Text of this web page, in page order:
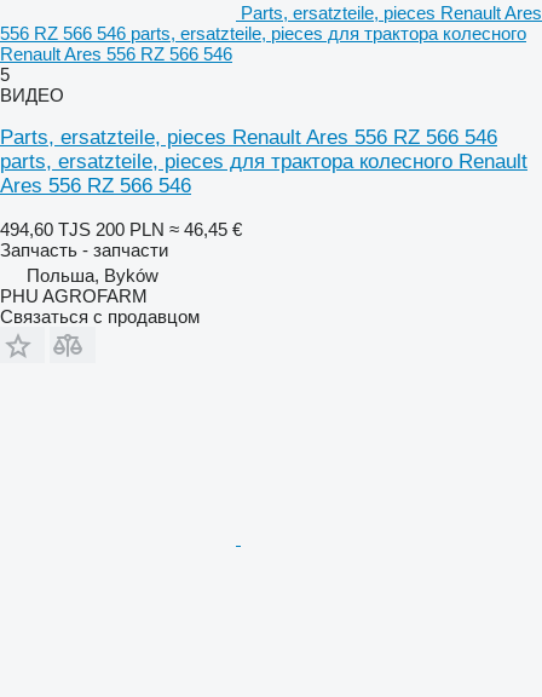
Parts, ersatzteile, pieces Renault Ares
556 RZ 566 546 parts, ersatzteile, pieces для трактора колесного
Renault Ares 556 RZ 566 546
5
ВИДЕО
Parts, ersatzteile, pieces Renault Ares 556 RZ 566 546
parts, ersatzteile, pieces для трактора колесного Renault
Ares 556 RZ 566 546
494,60 TJS 200 PLN ≈ 46,45 €
Запчасть - запчасти
Польша, Byków
PHU AGROFARM
Связаться с продавцом